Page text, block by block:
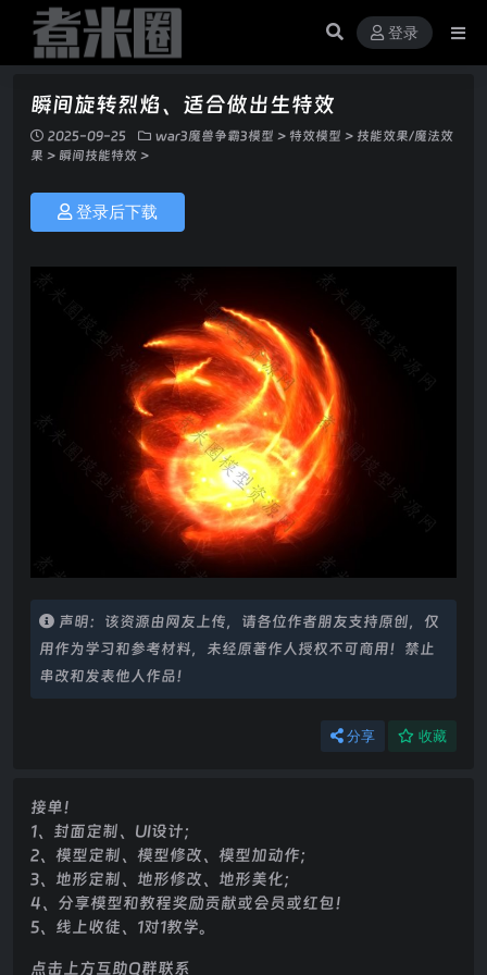
登录
瞬间旋转烈焰、适合做出生特效
2025-09-25 war3魔兽争霸3模型 > 特效模型 > 技能效果/魔法效
果 > 瞬间技能特效 >
登录后下载
声明：该资源由网友上传，请各位作者朋友支持原创，仅
用作为学习和参考材料，未经原著作人授权不可商用！禁止
串改和发表他人作品！
分享 收藏
接单！
1、封面定制、UI设计；
2、模型定制、模型修改、模型加动作；
3、地形定制、地形修改、地形美化；
4、分享模型和教程奖励贡献或会员或红包！
5、线上收徒、1对1教学。
点击上方互助Q群联系